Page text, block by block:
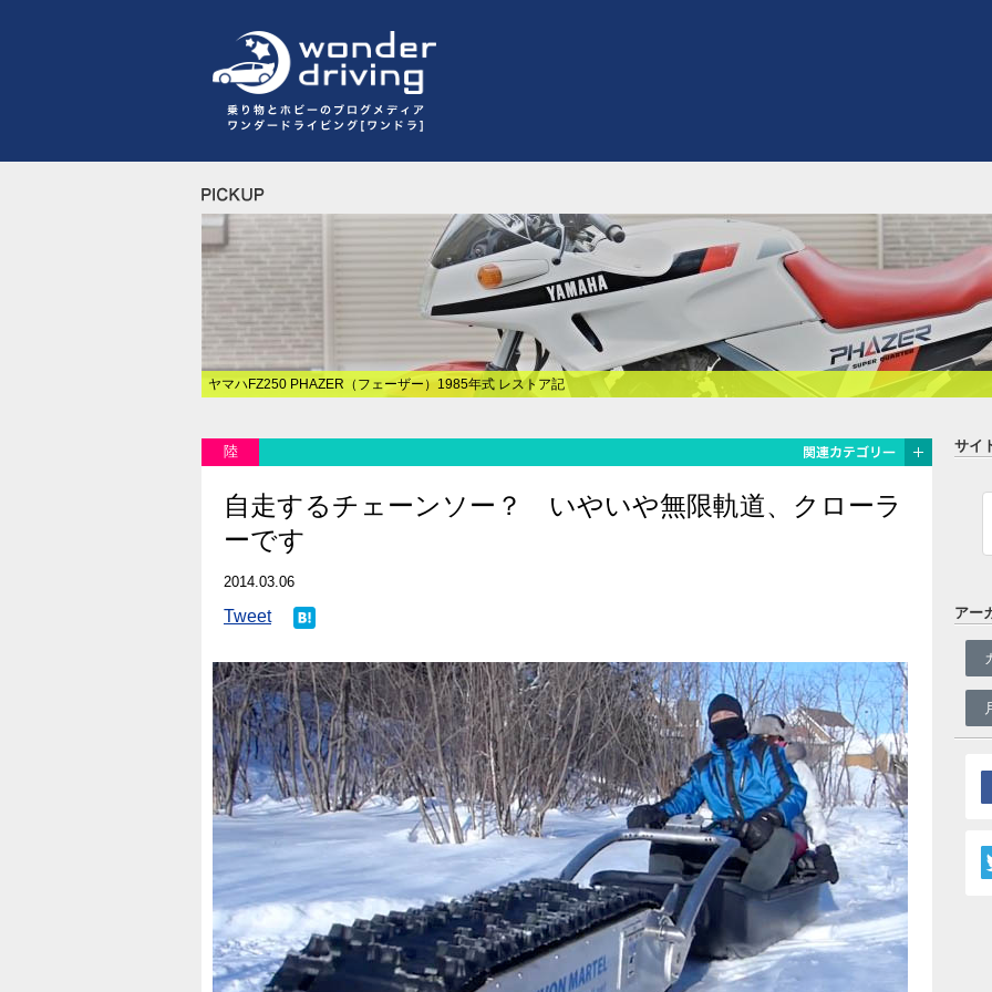
ヤマハFZ250 PHAZER（フェーザー）1985年式 レストア記
陸
自走するチェーンソー？ いやいや無限軌道、クローラ
ーです
2014.03.06
Tweet
サイ
アー